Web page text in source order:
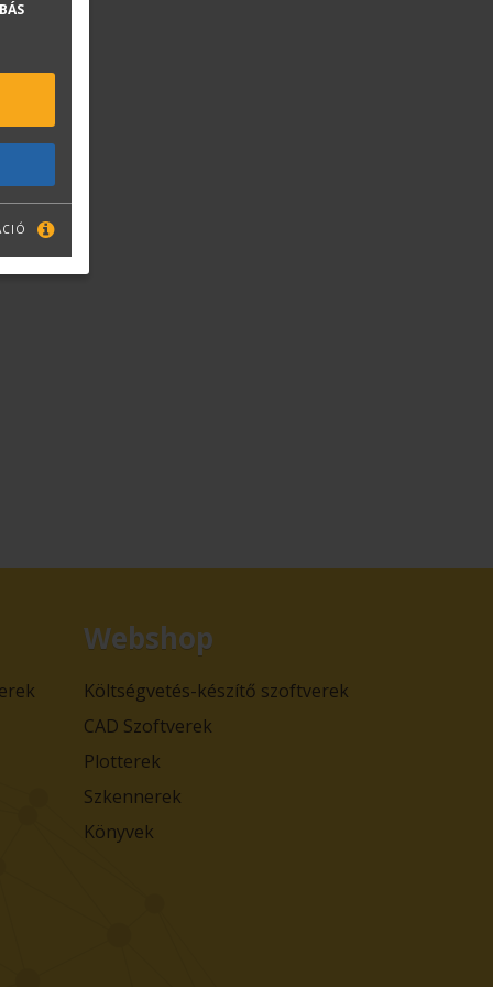
Webshop
Költségvetés-készítő szoftverek
CAD Szoftverek
Plotterek
Szkennerek
Könyvek